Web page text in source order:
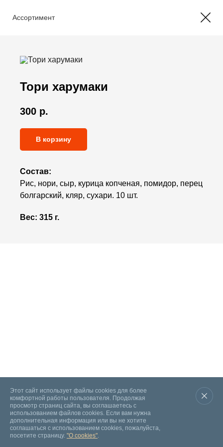
Ассортимент
Тори харумаки
300 р.
В корзину
Состав:
Рис, нори, сыр, курица копченая, помидор, перец
болгарский, кляр, сухари. 10 шт.
Вес: 315 г.
Этот сайт использует файлы cookies для более
комфортной работы пользователя. Продолжая
просмотр страниц сайта, вы соглашаетесь с
использованием файлов cookies. Если вам нужна
дополнительная информация или вы не хотите
соглашаться с использованием cookies, пожалуйста,
посетите страницу. "О cookies".